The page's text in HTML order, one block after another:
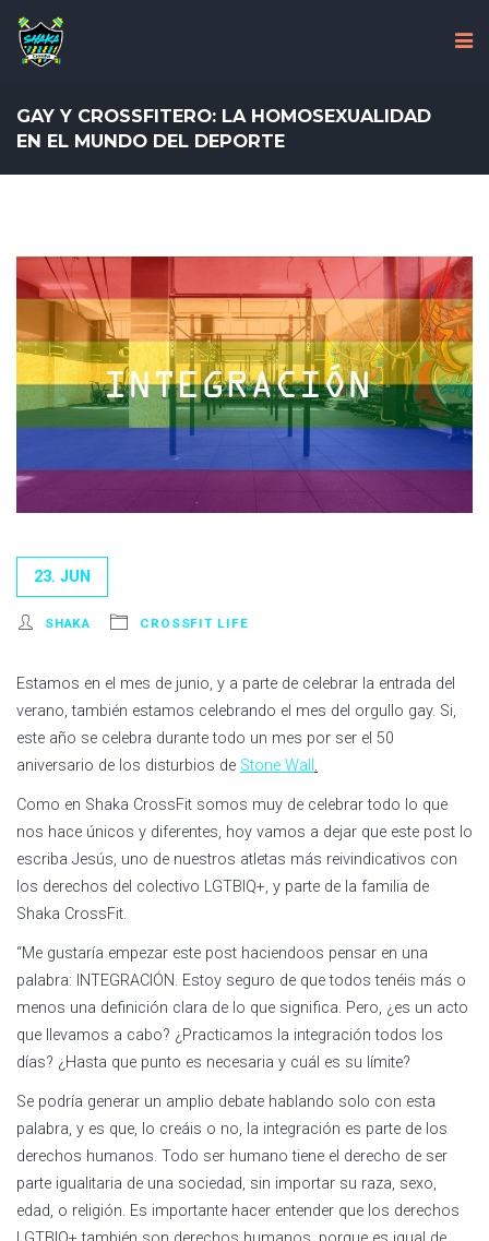
GAY Y CROSSFITERO: LA HOMOSEXUALIDAD
EN EL MUNDO DEL DEPORTE
23. JUN
SHAKA CROSSFIT LIFE
Estamos en el mes de junio, y a parte de celebrar la entrada del
verano, también estamos celebrando el mes del orgullo gay. Si,
este año se celebra durante todo un mes por ser el 50
aniversario de los disturbios de Stone Wall .
Como en Shaka CrossFit somos muy de celebrar todo lo que
nos hace únicos y diferentes, hoy vamos a dejar que este post lo
escriba Jesús, uno de nuestros atletas más reivindicativos con
los derechos del colectivo LGTBIQ+, y parte de la familia de
Shaka CrossFit.
“Me gustaría empezar este post haciendoos pensar en una
palabra: INTEGRACIÓN. Estoy seguro de que todos tenéis más o
menos una definición clara de lo que significa. Pero, ¿es un acto
que llevamos a cabo? ¿Practicamos la integración todos los
días? ¿Hasta que punto es necesaria y cuál es su límite?
Se podría generar un amplio debate hablando solo con esta
palabra, y es que, lo creáis o no, la integración es parte de los
derechos humanos. Todo ser humano tiene el derecho de ser
parte igualitaria de una sociedad, sin importar su raza, sexo,
edad, o religión. Es importante hacer entender que los derechos